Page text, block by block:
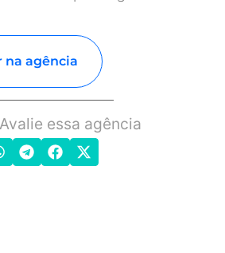
na agência
Avalie essa agência